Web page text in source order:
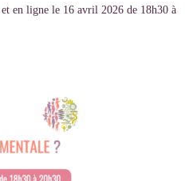
en ligne le 16 avril 2026 de 18h30 à